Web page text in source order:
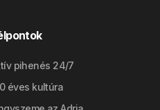
pihenés 24/7
éves kultúra